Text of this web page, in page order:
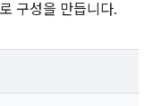
구성을 만듭니다.